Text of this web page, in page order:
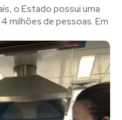
o Estado possui uma
milhões de pessoas. Em